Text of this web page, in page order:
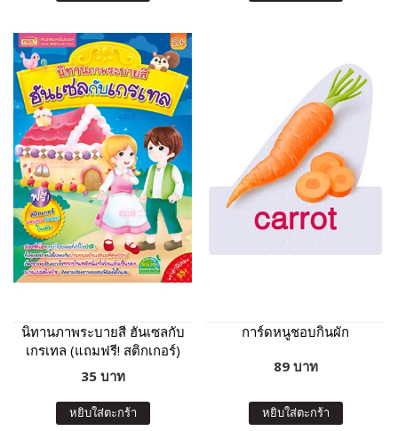
นิทานภาพระบายสี ฮันเซลกับ
เกรเทล (แถมฟรี! สติกเกอร์)
35 บาท
หยิบใส่ตะกร้า
การ์ดหนูชอบกินผัก
89 บาท
หยิบใส่ตะกร้า